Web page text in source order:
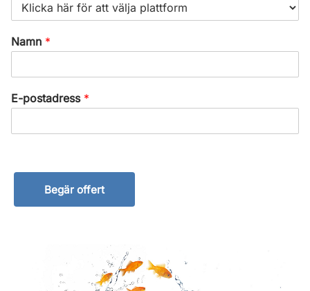
o
s
t
d
e
s
m
Namn *
E-postadress *
Begär offert